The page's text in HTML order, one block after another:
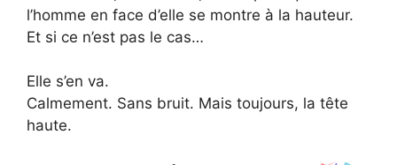
l’homme en face d’elle se montre à la hauteur.
Et si ce n’est pas le cas…
Elle s’en va.
Calmement. Sans bruit. Mais toujours, la tête
haute.